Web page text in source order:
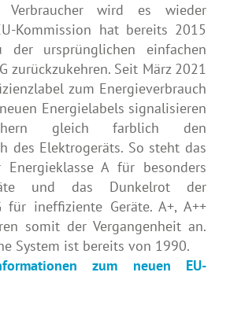
Verbraucher wird es wieder
Kommission hat bereits 2015
der ursprünglichen einfachen
zurückzukehren. Seit März 2021
zum Energieverbrauch
Energielabels signalisieren
gleich farblich den
des Elektrogeräts. So steht das
Energieklasse A für besonders
und das Dunkelrot der
für ineffiziente Geräte. A+, A++
somit der Vergangenheit an.
System ist bereits von 1990.
zum neuen EU-